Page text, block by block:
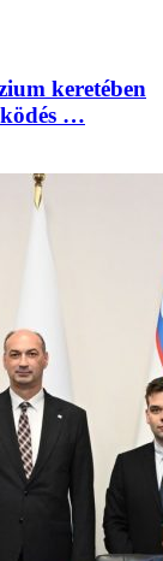
keretében
…